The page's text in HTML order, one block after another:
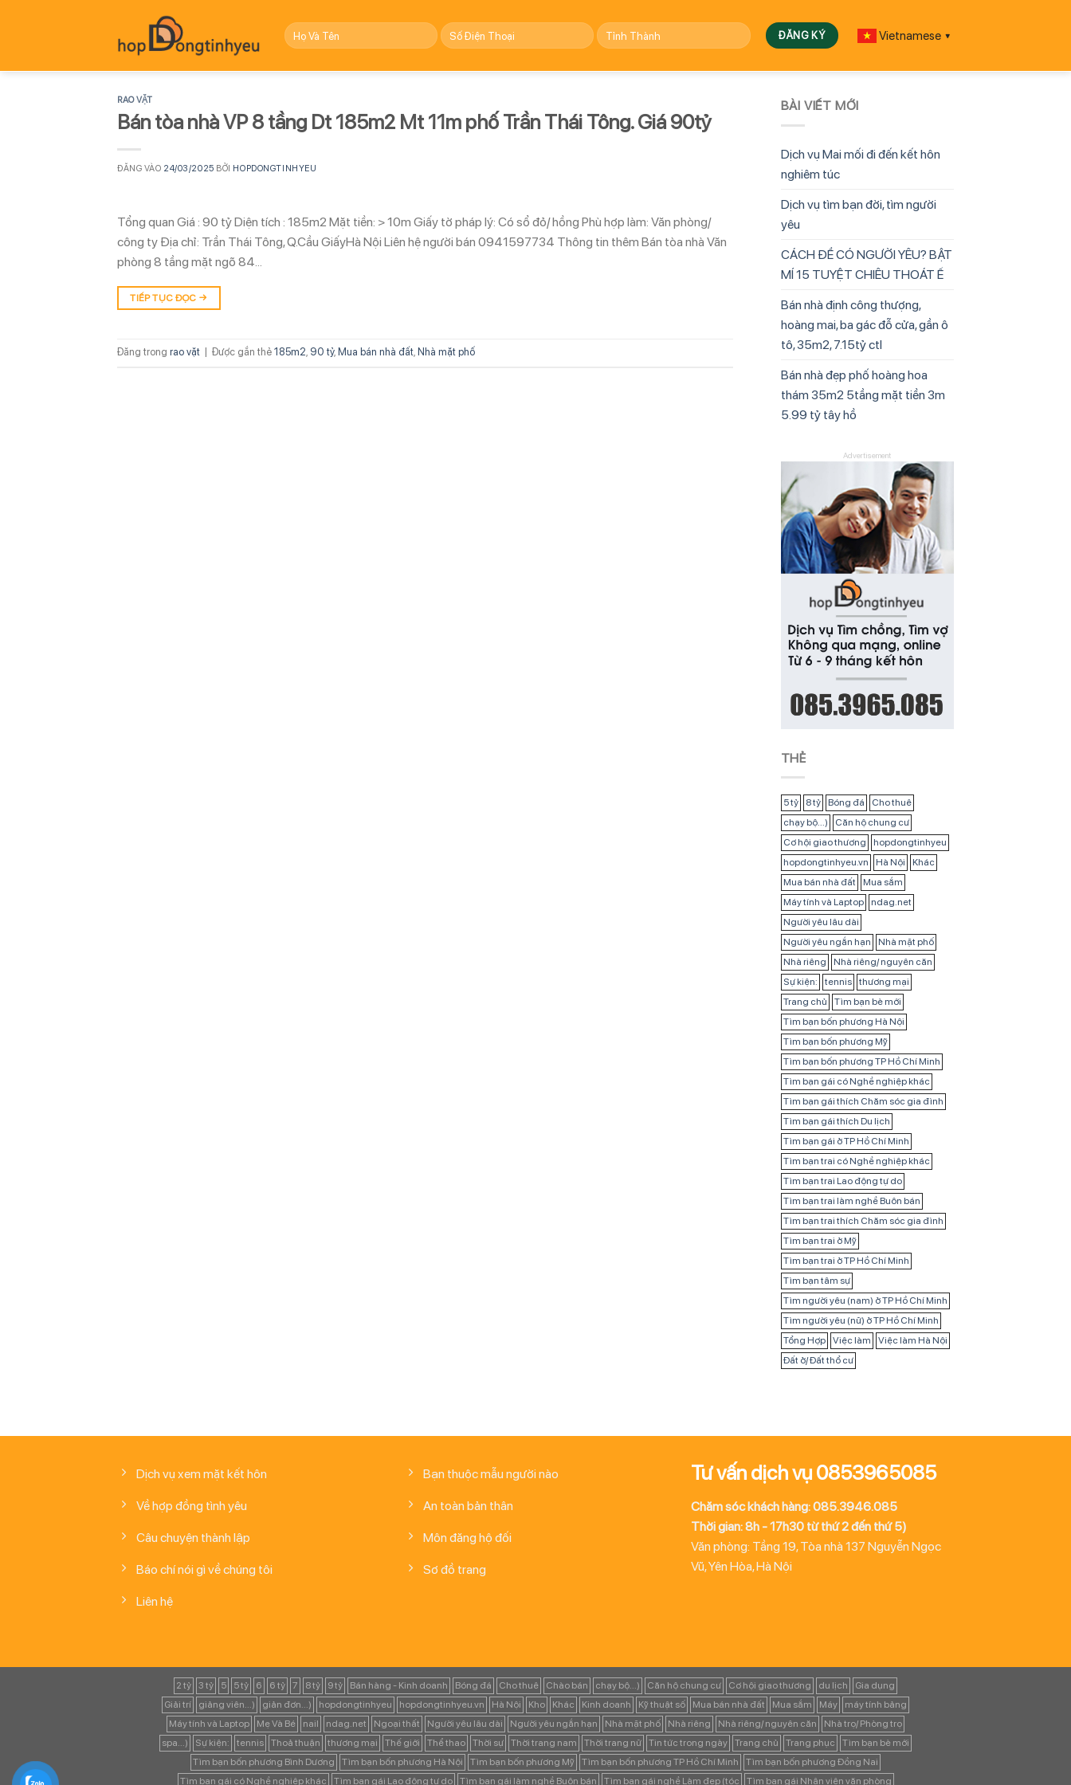
dung
Vietnamese ▼
RAO VẶT
Bán tòa nhà VP 8 tầng Dt 185m2 Mt 11m phố Trần Thái Tông. Giá 90tỷ
ĐĂNG VÀO 24/03/2025 BỞI HOPDONGTINHYEU
Tổng quan Giá : 90 tỷ Diện tích : 185m2 Mặt tiền: > 10m Giấy tờ pháp lý: Có sổ đỏ/ hồng Phù hợp làm: Văn phòng/
công ty Địa chỉ: Trần Thái Tông, Q.Cầu GiấyHà Nội Liên hệ người bán 0941597734 Thông tin thêm Bán tòa nhà Văn
phòng 8 tầng mặt ngõ 84…
TIẾP TỤC ĐỌC →
Đăng trong rao vặt Được gắn thẻ 185m2 90 tỷ, Mua bán nhà đất Nhà mặt phố
BÀI VIẾT MỚI
Dịch vụ Mai mối đi đến kết hôn
nghiêm túc
Dịch vụ tìm bạn đời, tìm người
yêu
CÁCH ĐỂ CÓ NGƯỜI YÊU? BẬT
MÍ 15 TUYỆT CHIÊU THOÁT Ế
Bán nhà định công thượng,
hoàng mai, ba gác đỗ cửa, gần ô
tô, 35m2, 7.15tỷ ctl
Bán nhà đẹp phố hoàng hoa
thám 35m2 5tầng mặt tiền 3m
5.99 tỷ tây hồ
Advertisement
THẺ
5 tỷ 8 tỷ Bóng đá
Cho thuê
chạy bộ...)
Căn hộ chung cư
Cơ hội giao thương
hopdongtinhyeu
hopdongtinhyeu.vn
Hà Nội
Khác
Mua bán nhà đất
Mua sắm
Máy tính và Laptop
ndag.net
Người yêu lâu dài
Người yêu ngắn hạn
Nhà mặt phố
Nhà riêng
Nhà riêng/ nguyên căn
Sự kiện:
tennis
thương mại
Trang chủ
Tìm bạn bè mới
Tìm bạn bốn phương Hà Nội
Tìm bạn bốn phương Mỹ
Tìm bạn bốn phương TP Hồ Chí Minh
Tìm bạn gái có Nghề nghiệp khác
Tìm bạn gái thích Chăm sóc gia đình
Tìm bạn gái thích Du lịch
Tìm bạn gái ở TP Hồ Chí Minh
Tìm bạn trai có Nghề nghiệp khác
Tìm bạn trai Lao động tự do
Tìm bạn trai làm nghề Buôn bán
Tìm bạn trai thích Chăm sóc gia đình
Tìm bạn trai ở Mỹ
Tìm bạn trai ở TP Hồ Chí Minh
Tìm bạn tâm sự
Tìm người yêu (nam) ở TP Hồ Chí Minh
Tìm người yêu (nữ) ở TP Hồ Chí Minh
Tổng Hợp
Việc làm
Việc làm Hà Nội
Đất ở/ Đất thổ cư
Dịch vụ xem mặt kết hôn
Về hợp đồng tình yêu
Câu chuyện thành lập
Báo chí nói gì về chúng tôi
Liên hệ
Bạn thuộc mẫu người nào
An toàn bản thân
Môn đăng hộ đối
Sơ đồ trang
Tư vấn dịch vụ 0853965085
Chăm sóc khách hàng: 085.3946.085
Thời gian: 8h - 17h30 từ thứ 2 đến thứ 5)
Văn phòng: Tầng 19, Tòa nhà 137 Nguyễn Ngọc
Vũ, Yên Hòa, Hà Nội
2 tỷ 3 tỷ 5 5 tỷ 6 6 tỷ 7 8 tỷ 9 tỷ Bán hàng - Kinh doanh Bóng đá Cho thuê Chào bán chạy bộ...) Căn hộ chung cư Cơ hội giao thương du lịch
Gia dụng
Giải trí
giảng viên...) giản đơn...) hopdongtinhyeu hopdongtinhyeu.vn Hà Nội Kho Khác Kinh doanh Kỹ thuật số Mua bán nhà đất Mua sắm Máy
máy tính bảng
Máy tính và Laptop
Mẹ Và Bé nail ndag.net Ngoại thất Người yêu lâu dài Người yêu ngắn hạn Nhà mặt phố Nhà riêng Nhà riêng/ nguyên căn
Nhà trọ/ Phòng trọ
spa...)
Sự kiện: tennis Thoả thuận thương mại Thế giới Thể thao Thời sự Thời trang nam Thời trang nữ Tin tức trong ngày Trang chủ Trang phục
Tìm bạn bè mới
Tìm bạn bốn phương Bình Dương
Tìm bạn bốn phương Hà Nội Tìm bạn bốn phương Mỹ Tìm bạn bốn phương TP Hồ Chí Minh
Tìm bạn bốn phương Đồng Nai
Tìm bạn gái có Nghề nghiệp khác
Tìm bạn gái Lao động tự do Tìm bạn gái làm nghề Buôn bán Tìm bạn gái nghề Làm đẹp (tóc Tìm bạn gái Nhân viên văn phòng